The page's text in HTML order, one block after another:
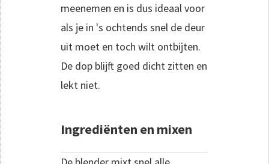
meenemen en is dus ideaal voor
als je in 's ochtends snel de deur
uit moet en toch wilt ontbijten.
De dop blijft goed dicht zitten en
lekt niet.
Ingrediënten en mixen